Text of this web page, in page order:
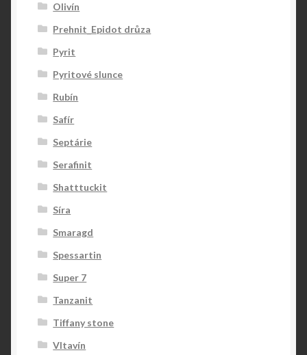
Olivín
Prehnit_Epidot drůza
Pyrit
Pyritové slunce
Rubín
Safír
Septárie
Serafinit
Shatttuckit
Síra
Smaragd
Spessartin
Super 7
Tanzanit
Tiffany stone
Vltavín